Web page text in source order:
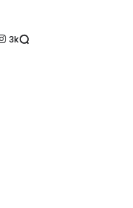
3k